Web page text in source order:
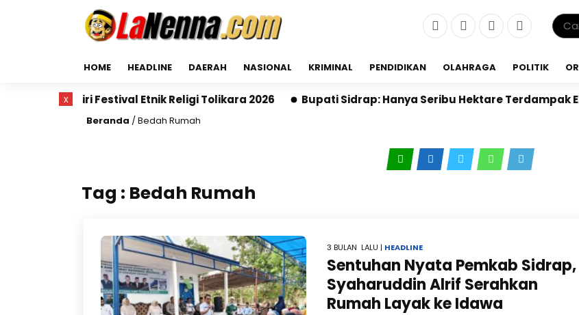
HOME HEADLINE DAERAH NASIONAL KRIMINAL PENDIDIKAN OLAHRAGA POLITIK
Hadiri Festival Etnik Religi Tolikara 2026 Bupati Sidrap: Hanya Seribu Hektare Terdampak El Nino
Beranda /Bedah Rumah
Tag : Bedah Rumah
3 BULAN LALU | HEADLINE
Sentuhan Nyata Pemkab Sidrap,
Syaharuddin Alrif Serahkan
Rumah Layak ke Idawa
x